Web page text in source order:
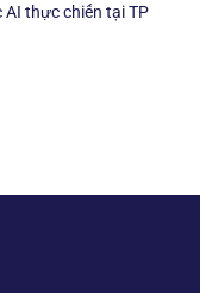
AI thực chiến tại TP